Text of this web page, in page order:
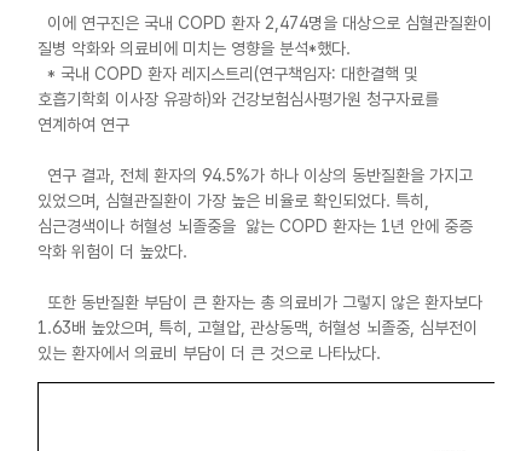
이에 연구진은 국내 COPD 환자 2,474명을 대상으로 심혈관질환이
질병 악화와 의료비에 미치는 영향을 분석*했다.
* 국내 COPD 환자 레지스트리(연구책임자: 대한결핵 및
호흡기학회 이사장 유광하)와 건강보험심사평가원 청구자료를
연계하여 연구
연구 결과, 전체 환자의 94.5%가 하나 이상의 동반질환을 가지고
있었으며, 심혈관질환이 가장 높은 비율로 확인되었다. 특히,
심근경색이나 허혈성 뇌졸중을 앓는 COPD 환자는 1년 안에 중증
악화 위험이 더 높았다.
또한 동반질환 부담이 큰 환자는 총 의료비가 그렇지 않은 환자보다
1.63배 높았으며, 특히, 고혈압, 관상동맥, 허혈성 뇌졸중, 심부전이
있는 환자에서 의료비 부담이 더 큰 것으로 나타났다.